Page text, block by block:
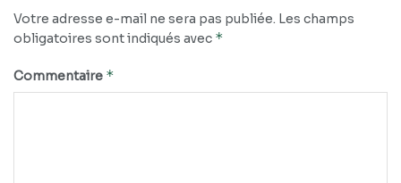
Votre adresse e-mail ne sera pas publiée. Les champs
obligatoires sont indiqués avec *
Commentaire *